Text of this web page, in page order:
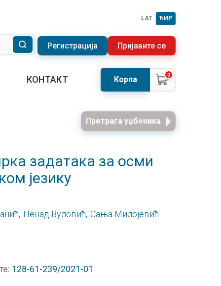
LAT ЋИР
Регистрација Пријавите се
КОНТАКТ Корпа 0
Претрага уџбеника
задатака за осми
језику
Ненад Вуловић, Сања Милојевић
128-61-239/2021-01